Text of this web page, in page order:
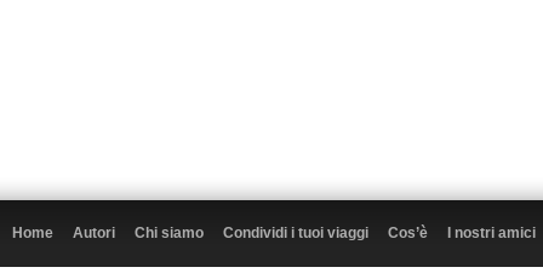
Home Autori Chi siamo Condividi i tuoi viaggi Cos’è I nostri amici